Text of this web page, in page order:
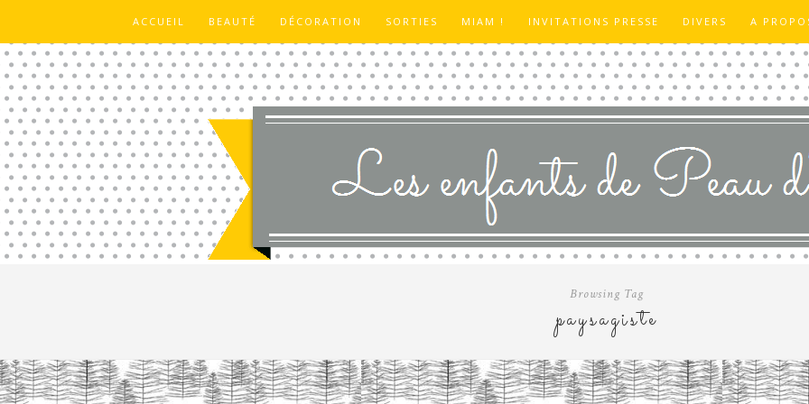
ACCUEIL BEAUTÉ DÉCORATION SORTIES MIAM ! INVITATIONS PRESSE DIVERS A
Browsing Tag
paysagiste